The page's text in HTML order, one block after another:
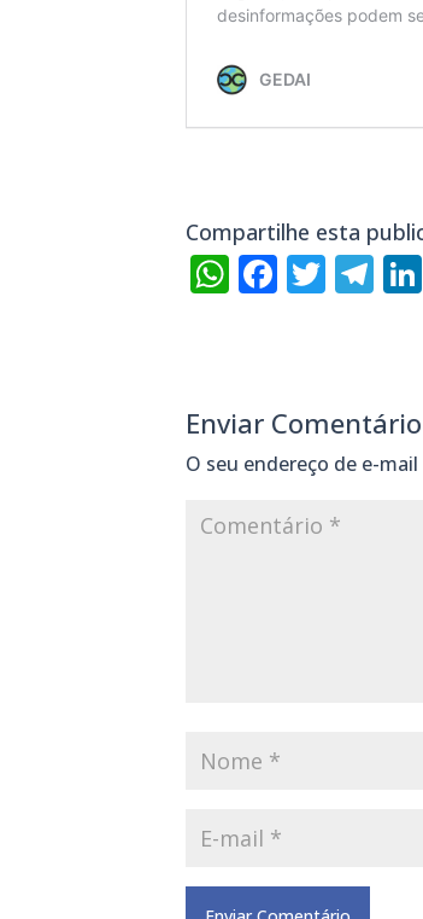
Compartilhe esta
WhatsApp
Enviar Comentário
O seu endereço de e-